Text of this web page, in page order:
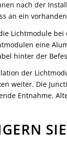
nach der
an ein
Lichtmodule
eine
hinter der
der
weiter. Die
Entnahme.